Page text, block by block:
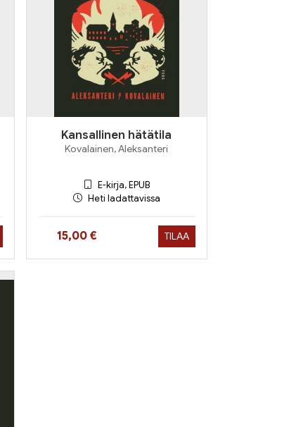
Kansallinen hätätila
Kovalainen, Aleksanteri
E-kirja, EPUB
Heti ladattavissa
Hinta nyt
15,00 € TILAA